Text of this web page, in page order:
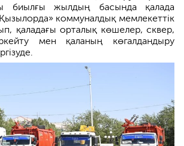
биылғы жылдың басында қала­да
коммуналдық мемлекеттік
қала­дағы орталық көшелер, сквер,
мен қаланың көгалдандыру